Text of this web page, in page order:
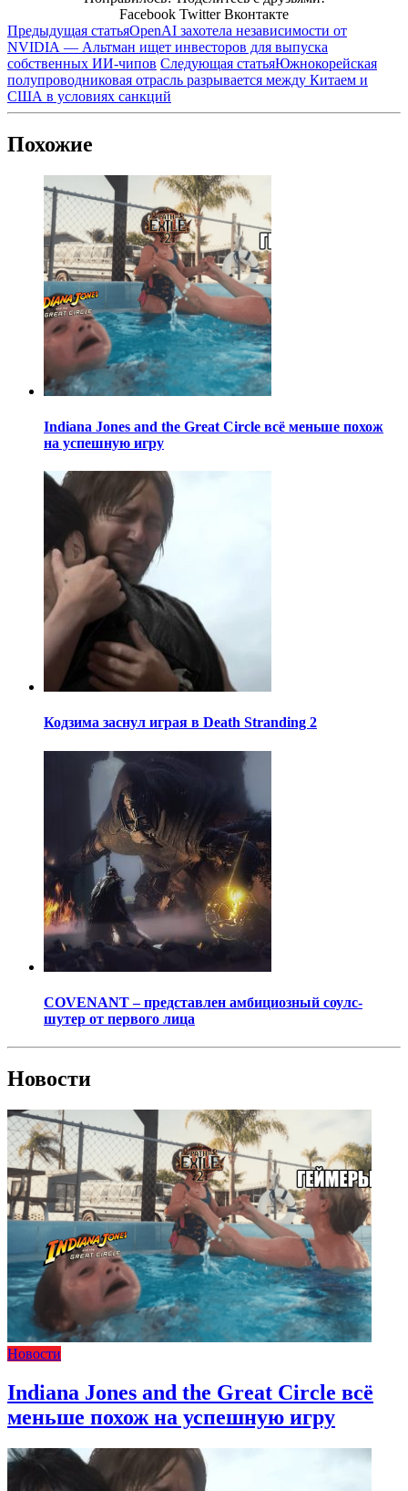
Facebook Twitter Вконтакте
Предыдущая статьяOpenAI захотела независимости от
NVIDIA — Альтман ищет инвесторов для выпуска
собственных ИИ-чипов Следующая статьяЮжнокорейская
полупроводниковая отрасль разрывается между Китаем и
США в условиях санкций
Похожие
Indiana Jones and the Great Circle всё меньше похож
на успешную игру
Кодзима заснул играя в Death Stranding 2
COVENANT – представлен амбициозный соулс-
шутер от первого лица
Новости
Новости
Indiana Jones and the Great Circle всё
меньше похож на успешную игру